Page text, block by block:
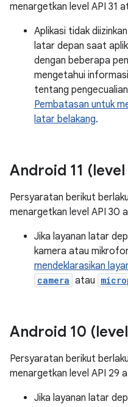
menargetkan level API 31
Aplikasi tidak
latar depan saat
dengan beberapa
mengetahui
tentang
Pembatasan untuk
latar belakang.
Android 11
Persyaratan berikut
menargetkan level API 30
Jika layanan latar
kamera atau
mendeklarasikan
camera atau
Android 10
Persyaratan berikut
menargetkan level API 29
Jika layanan latar